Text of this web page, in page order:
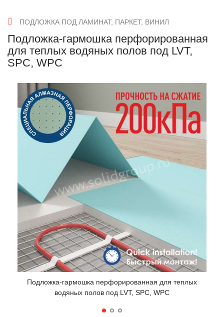
ПОДЛОЖКА ПОД ЛАМИНАТ, ПАРКЕТ, ВИНИЛ
Подложка-гармошка перфорированная
для теплых водяных полов под LVT,
SPC, WPC
Подложка-гармошка перфорированная для теплых
водяных полов под LVT, SPC, WPC